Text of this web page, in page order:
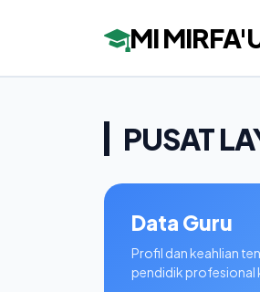
MI
PUSAT
Data Guru
Profil dan keahlian
pendidik profesional